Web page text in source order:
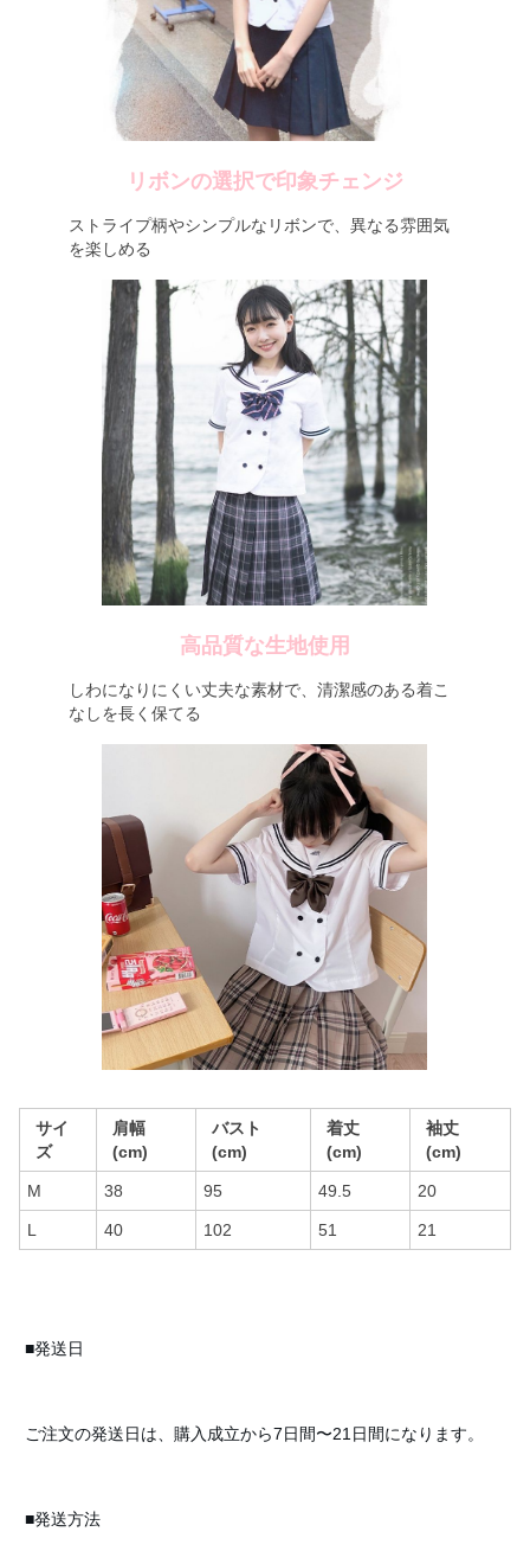
リボンの選択で印象チェンジ
ストライプ柄やシンプルなリボンで、異なる雰囲気
を楽しめる
高品質な生地使用
しわになりにくい丈夫な素材で、清潔感のある着こ
なしを長く保てる
サイ
ズ
肩幅
(cm)
バスト
(cm)
着丈
(cm)
袖丈
(cm)
M 38 95 49.5 20
L 40 102 51 21
■発送日
ご注文の発送日は、購入成立から7日間〜21日間になります。
■発送方法